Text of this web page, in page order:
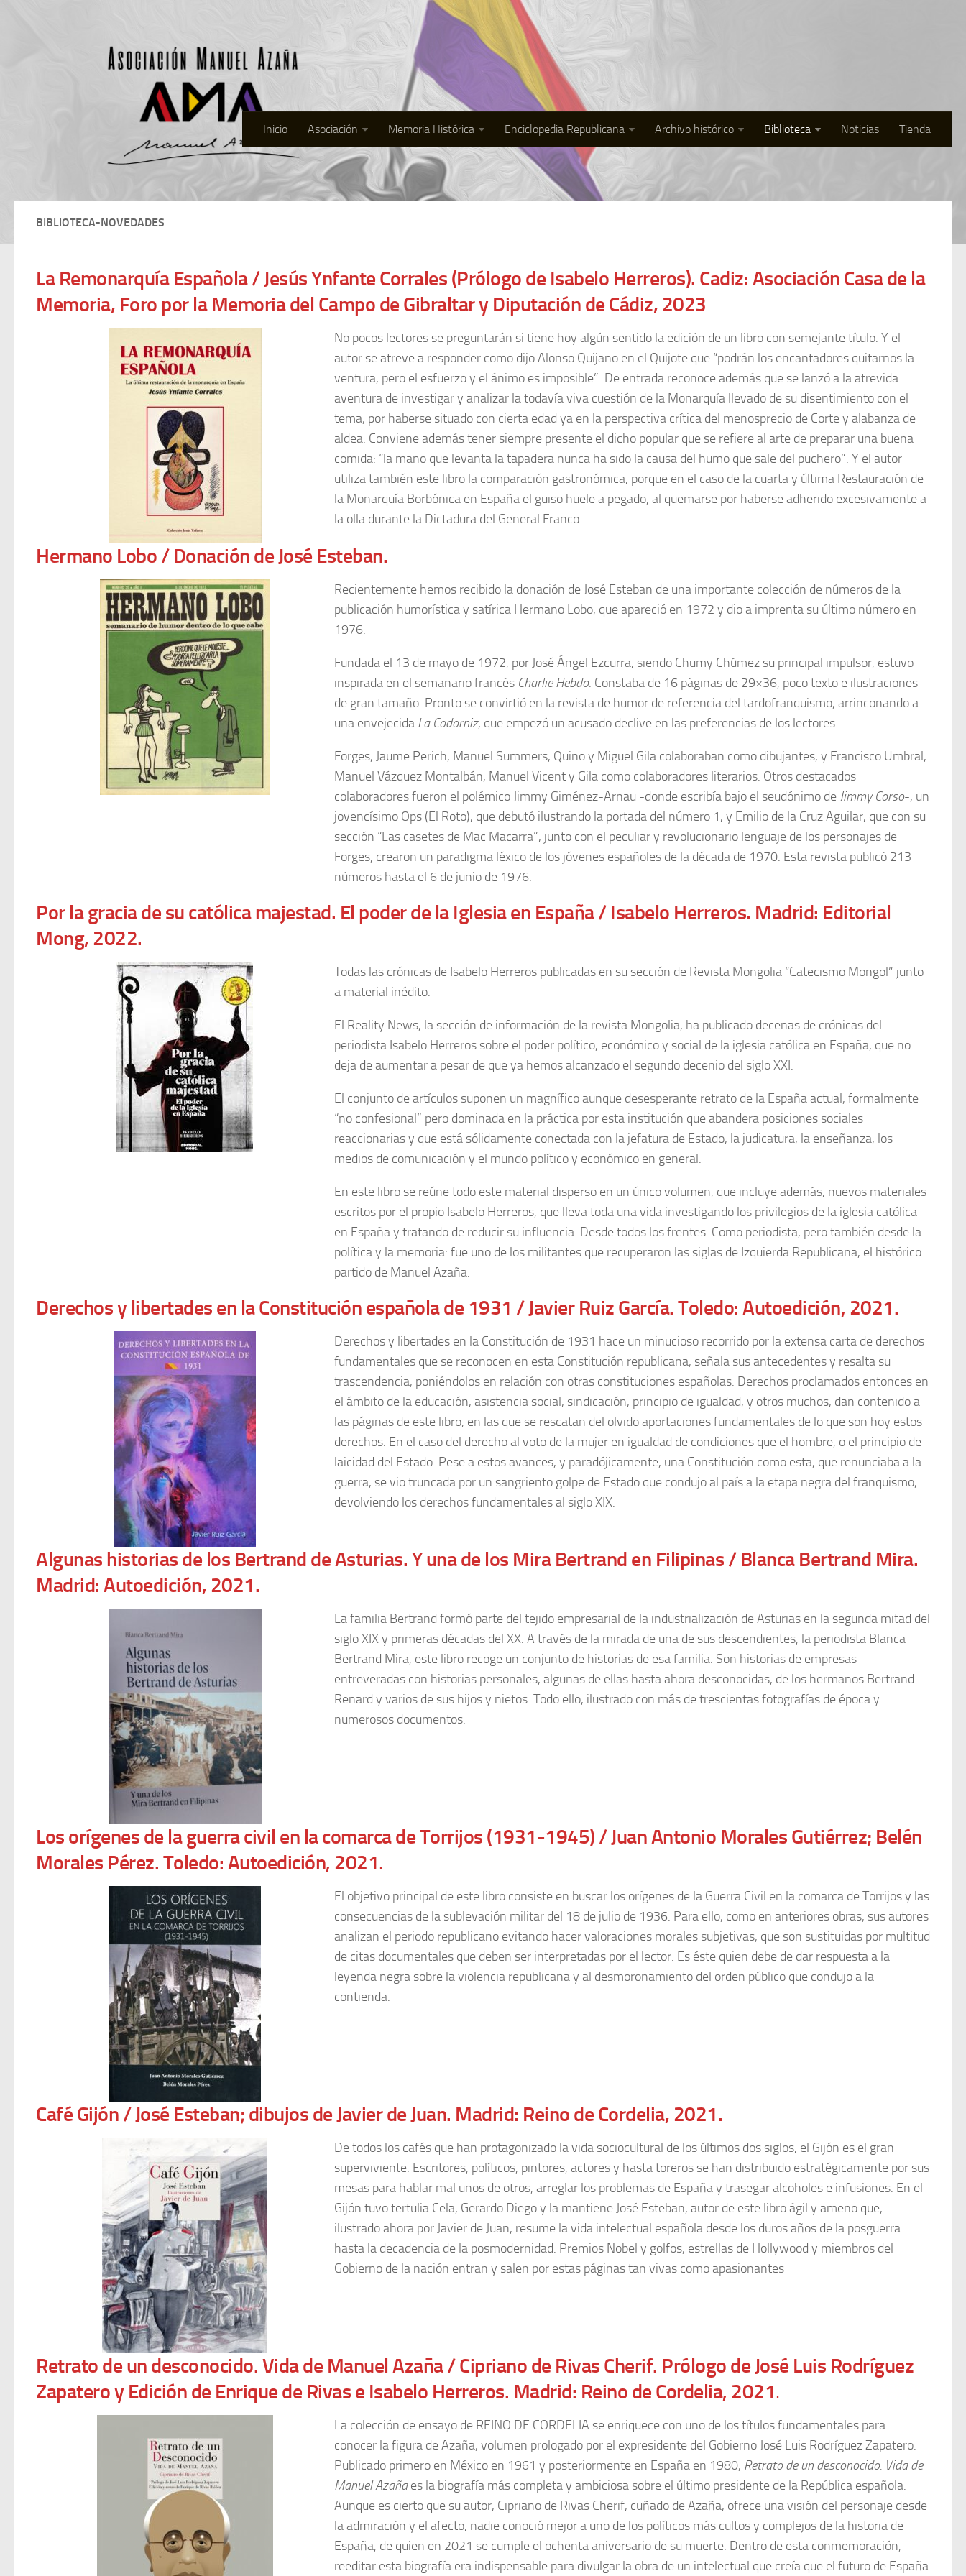
Inicio Asociación Memoria Histórica Enciclopedia Republicana Archivo histórico Biblioteca Noticias Tienda
BIBLIOTECA-NOVEDADES
La Remonarquía Española / Jesús Ynfante Corrales (Prólogo de Isabelo Herreros). Cadiz: Asociación Casa de la
Memoria, Foro por la Memoria del Campo de Gibraltar y Diputación de Cádiz, 2023
No pocos lectores se preguntarán si tiene hoy algún sentido la edición de un libro con semejante título. Y el
autor se atreve a responder como dijo Alonso Quijano en el Quijote que “podrán los encantadores quitarnos la
ventura, pero el esfuerzo y el ánimo es imposible”. De entrada reconoce además que se lanzó a la atrevida
aventura de investigar y analizar la todavía viva cuestión de la Monarquía llevado de su disentimiento con el
tema, por haberse situado con cierta edad ya en la perspectiva crítica del menosprecio de Corte y alabanza de
aldea. Conviene además tener siempre presente el dicho popular que se refiere al arte de preparar una buena
comida: “la mano que levanta la tapadera nunca ha sido la causa del humo que sale del puchero”. Y el autor
utiliza también este libro la comparación gastronómica, porque en el caso de la cuarta y última Restauración de
la Monarquía Borbónica en España el guiso huele a pegado, al quemarse por haberse adherido excesivamente a
la olla durante la Dictadura del General Franco.
Hermano Lobo / Donación de José Esteban.
Recientemente hemos recibido la donación de José Esteban de una importante colección de números de la
publicación humorística y satírica Hermano Lobo, que apareció en 1972 y dio a imprenta su último número en
1976.
Fundada el 13 de mayo de 1972,​ por José Ángel Ezcurra, siendo Chumy Chúmez su principal impulsor, estuvo
inspirada en el semanario francés Charlie Hebdo.​ Constaba de 16 páginas de 29×36, poco texto e ilustraciones
de gran tamaño. Pronto se convirtió en la revista de humor de referencia del tardofranquismo, arrinconando a
una envejecida La Codorniz, que empezó un acusado declive en las preferencias de los lectores.
Forges, Jaume Perich, Manuel Summers, Quino y Miguel Gila colaboraban como dibujantes, y Francisco Umbral,
Manuel Vázquez Montalbán, Manuel Vicent y Gila como colaboradores literarios. Otros destacados
colaboradores fueron el polémico Jimmy Giménez-Arnau -donde escribía bajo el seudónimo de Jimmy Corso-,​ un
jovencísimo Ops (El Roto), que debutó ilustrando la portada del número 1, y Emilio de la Cruz Aguilar, que con su
sección “Las casetes de Mac Macarra”, junto con el peculiar y revolucionario lenguaje de los personajes de
Forges, crearon un paradigma léxico de los jóvenes españoles de la década de 1970. Esta revista publicó 213
números hasta el 6 de junio de 1976.
Por la gracia de su católica majestad. El poder de la Iglesia en España / Isabelo Herreros. Madrid: Editorial
Mong, 2022.
Todas las crónicas de Isabelo Herreros publicadas en su sección de Revista Mongolia “Catecismo Mongol” junto
a material inédito.
El Reality News, la sección de información de la revista Mongolia, ha publicado decenas de crónicas del
periodista Isabelo Herreros sobre el poder político, económico y social de la iglesia católica en España, que no
deja de aumentar a pesar de que ya hemos alcanzado el segundo decenio del siglo XXI.
El conjunto de artículos suponen un magnífico aunque desesperante retrato de la España actual, formalmente
“no confesional” pero dominada en la práctica por esta institución que abandera posiciones sociales
reaccionarias y que está sólidamente conectada con la jefatura de Estado, la judicatura, la enseñanza, los
medios de comunicación y el mundo político y económico en general.
En este libro se reúne todo este material disperso en un único volumen, que incluye además, nuevos materiales
escritos por el propio Isabelo Herreros, que lleva toda una vida investigando los privilegios de la iglesia católica
en España y tratando de reducir su influencia. Desde todos los frentes. Como periodista, pero también desde la
política y la memoria: fue uno de los militantes que recuperaron las siglas de Izquierda Republicana, el histórico
partido de Manuel Azaña.
Derechos y libertades en la Constitución española de 1931 / Javier Ruiz García. Toledo: Autoedición, 2021.
Derechos y libertades en la Constitución de 1931 hace un minucioso recorrido por la extensa carta de derechos
fundamentales que se reconocen en esta Constitución republicana, señala sus antecedentes y resalta su
trascendencia, poniéndolos en relación con otras constituciones españolas. Derechos proclamados entonces en
el ámbito de la educación, asistencia social, sindicación, principio de igualdad, y otros muchos, dan contenido a
las páginas de este libro, en las que se rescatan del olvido aportaciones fundamentales de lo que son hoy estos
derechos. En el caso del derecho al voto de la mujer en igualdad de condiciones que el hombre, o el principio de
laicidad del Estado. Pese a estos avances, y paradójicamente, una Constitución como esta, que renunciaba a la
guerra, se vio truncada por un sangriento golpe de Estado que condujo al país a la etapa negra del franquismo,
devolviendo los derechos fundamentales al siglo XIX.
Algunas historias de los Bertrand de Asturias. Y una de los Mira Bertrand en Filipinas / Blanca Bertrand Mira.
Madrid: Autoedición, 2021.
La familia Bertrand formó parte del tejido empresarial de la industrialización de Asturias en la segunda mitad del
siglo XIX y primeras décadas del XX. A través de la mirada de una de sus descendientes, la periodista Blanca
Bertrand Mira, este libro recoge un conjunto de historias de esa familia. Son historias de empresas
entreveradas con historias personales, algunas de ellas hasta ahora desconocidas, de los hermanos Bertrand
Renard y varios de sus hijos y nietos. Todo ello, ilustrado con más de trescientas fotografías de época y
numerosos documentos.
Los orígenes de la guerra civil en la comarca de Torrijos (1931-1945) / Juan Antonio Morales Gutiérrez; Belén
Morales Pérez. Toledo: Autoedición, 2021.
El objetivo principal de este libro consiste en buscar los orígenes de la Guerra Civil en la comarca de Torrijos y las
consecuencias de la sublevación militar del 18 de julio de 1936. Para ello, como en anteriores obras, sus autores
analizan el periodo republicano evitando hacer valoraciones morales subjetivas, que son sustituidas por multitud
de citas documentales que deben ser interpretadas por el lector. Es éste quien debe de dar respuesta a la
leyenda negra sobre la violencia republicana y al desmoronamiento del orden público que condujo a la
contienda.
Café Gijón / José Esteban; dibujos de Javier de Juan. Madrid: Reino de Cordelia, 2021.
De todos los cafés que han protagonizado la vida sociocultural de los últimos dos siglos, el Gijón es el gran
superviviente. Escritores, políticos, pintores, actores y hasta toreros se han distribuido estratégicamente por sus
mesas para hablar mal unos de otros, arreglar los problemas de España y trasegar alcoholes e infusiones. En el
Gijón tuvo tertulia Cela, Gerardo Diego y la mantiene José Esteban, autor de este libro ágil y ameno que,
ilustrado ahora por Javier de Juan, resume la vida intelectual española desde los duros años de la posguerra
hasta la decadencia de la posmodernidad. Premios Nobel y golfos, estrellas de Hollywood y miembros del
Gobierno de la nación entran y salen por estas páginas tan vivas como apasionantes
Retrato de un desconocido. Vida de Manuel Azaña / Cipriano de Rivas Cherif. Prólogo de José Luis Rodríguez
Zapatero y Edición de Enrique de Rivas e Isabelo Herreros. Madrid: Reino de Cordelia, 2021.
La colección de ensayo de REINO DE CORDELIA se enriquece con uno de los títulos fundamentales para
conocer la figura de Azaña, volumen prologado por el expresidente del Gobierno José Luis Rodríguez Zapatero.
Publicado primero en México en 1961 y posteriormente en España en 1980, Retrato de un desconocido. Vida de
Manuel Azañaes la biografía más completa y ambiciosa sobre el último presidente de la República española.
Aunque es cierto que su autor, Cipriano de Rivas Cherif, cuñado de Azaña, ofrece una visión del personaje desde
la admiración y el afecto, nadie conoció mejor a uno de los políticos más cultos y complejos de la historia de
España, de quien en 2021 se cumple el ochenta aniversario de su muerte. Dentro de esta conmemoración,
reeditar esta biografía era indispensable para divulgar la obra de un intelectual que creía que el futuro de España